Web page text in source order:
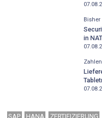
in
SAP HANA ZERTIFIZIERUNG